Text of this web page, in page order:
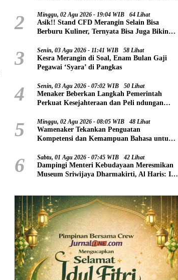
2 Minggu, 02 Agu 2026 - 19:04 WIB 64 Lihat
Asik!! Stand CFD Merangin Selain Bisa
Berburu Kuliner, Ternyata Bisa Juga Bikin
3 Senin, 03 Agu 2026 - 11:41 WIB 58 Lihat
Kesra Merangin di Soal, Enam Bulan Gaji
Pegawai ‘Syara’ di Pangkas
4 Senin, 03 Agu 2026 - 07:02 WIB 50 Lihat
Menaker Beberkan Langkah Pemerintah
Perkuat Kesejahteraan dan Peli ndungan
5 Minggu, 02 Agu 2026 - 08:05 WIB 48 Lihat
Wamenaker Tekankan Penguatan
Kompetensi dan Kemampuan Bahasa untuk
6 Sabtu, 01 Agu 2026 - 07:45 WIB 42 Lihat
Dampingi Menteri Kebudayaan Meresmikan
Museum Sriwijaya Dharmakirti, Al Haris: Ini